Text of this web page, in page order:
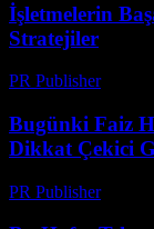
İşletmelerin
Stratejiler
PR Publisher-
Bugünki Faiz
Dikkat Çekici
PR Publisher-